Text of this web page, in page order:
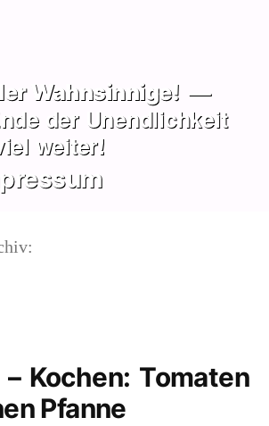
Wahnsinnige!
der Unendlichkeit
weiter!
Kochen: Tomaten
Pfanne